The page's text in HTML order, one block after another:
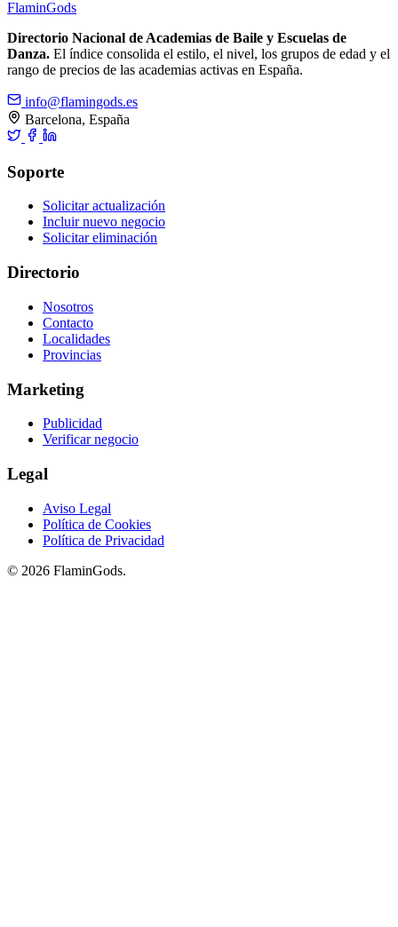
FlaminGods
Directorio Nacional de Academias de Baile y Escuelas de
Danza. El índice consolida el estilo, el nivel, los grupos de edad y el
rango de precios de las academias activas en España.
info@flamingods.es
Barcelona, España
Soporte
Solicitar actualización
Incluir nuevo negocio
Solicitar eliminación
Directorio
Nosotros
Contacto
Localidades
Provincias
Marketing
Publicidad
Verificar negocio
Legal
Aviso Legal
Política de Cookies
Política de Privacidad
© 2026 FlaminGods.